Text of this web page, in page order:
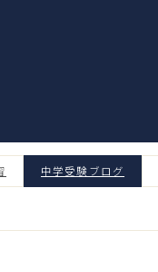
中学受験ブログ